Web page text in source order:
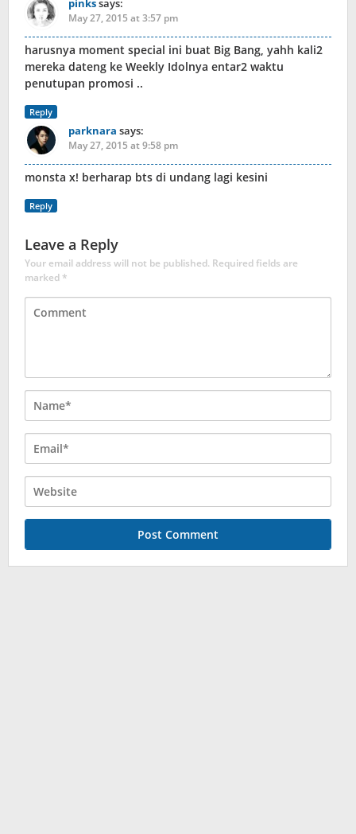
pinkssays:
May 27, 2015 at 3:57 pm
harusnya moment special ini buat Big Bang, yahh kali2
mereka dateng ke Weekly Idolnya entar2 waktu
penutupan promosi ..
Reply
parknara says:
May 27, 2015 at 9:58 pm
monsta x! berharap bts di undang lagi kesini
Reply
Leave a Reply
Your email address will not be published. Required fields are
marked*